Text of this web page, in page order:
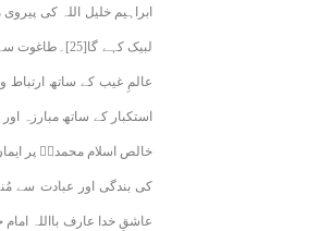
ابراہیم خلیل اللہ کی
لبیک کہے
عالمِ غیب کے ساتھ ارتباط
استکبار کے ساتھ مبارزہ
خالص اسلام محمدیؐ پر
کی بندگی اور عبادت سے
عاشقِ خدا عارف بااللہ